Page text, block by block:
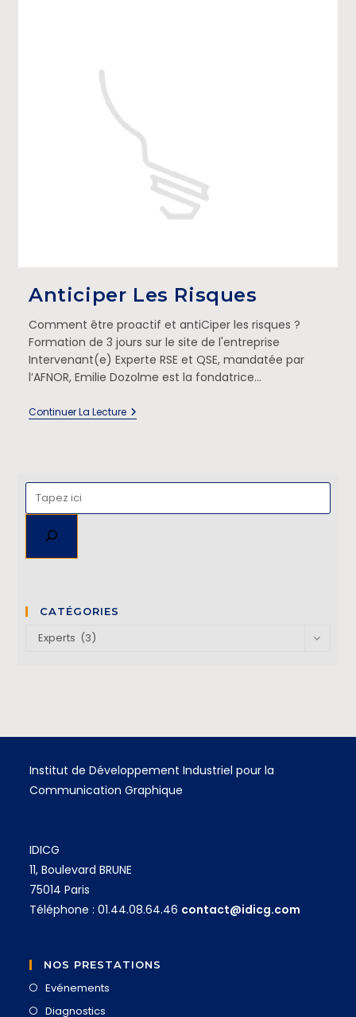
Anticiper Les Risques
Comment être proactif et antiCiper les risques ?
Formation de 3 jours sur le site de l'entreprise
Intervenant(e) Experte RSE et QSE, mandatée par
l’AFNOR, Emilie Dozolme est la fondatrice…
Continuer La Lecture
CATÉGORIES
Experts (3)
Institut de Développement Industriel pour la
Communication Graphique
IDICG
11, Boulevard BRUNE
75014 Paris
Téléphone : 01.44.08.64.46 contact@idicg.com
NOS PRESTATIONS
Evénements
Diagnostics